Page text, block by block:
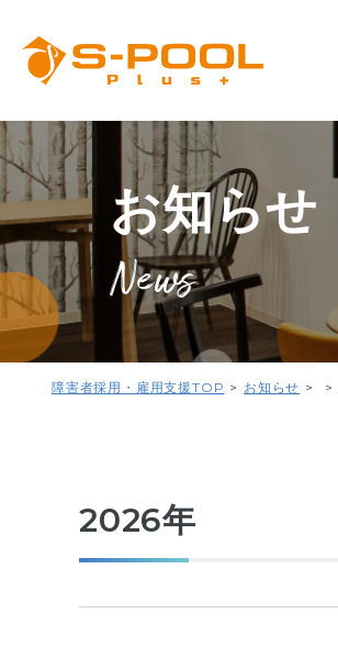
お知らせ
News
障害者採用・雇用支援TOP お知らせ
2026年